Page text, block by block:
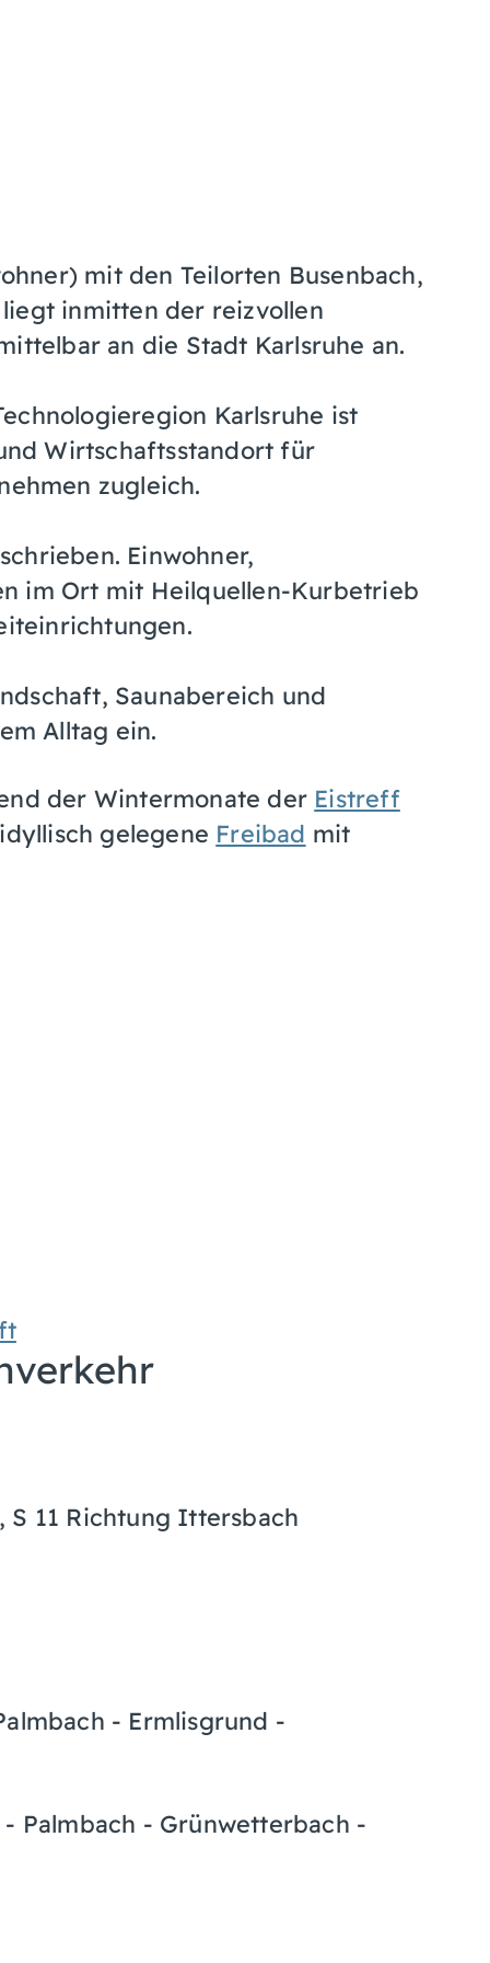
mit den Teilorten Busenbach,
inmitten der reizvollen
an die Stadt Karlsruhe an.
Karlsruhe ist
Wirtschaftsstandort für
zugleich.
Einwohner,
im Ort mit Heilquellen-Kurbetrieb
Saunabereich und
Alltag ein.
der Wintermonate der Eistreff
gelegene Freibad mit
S 11 Richtung Ittersbach
- Ermlisgrund -
Palmbach - Grünwetterbach -